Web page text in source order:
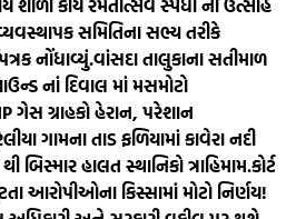
શાળા કીય રમતોત્સવ સ્પધૉ નો ઉત્સાહ
સમિતિના સભ્ય તરીકે
નોંધાવ્યું.વાંસદા તાલુકાના સતીમાળ
નાં દિવાલ માં મસમોટો
ગેસ ગ્રાહકો હેરાન, પરેશાન
ગામના તાડ ફળિયામાં કાવેરા નદી
બિસ્માર હાલત સ્થાનિકો ત્રાહિમામ.કોર્ટ
આરોપીઓના કિસ્સામાં મોટો નિર્ણય!